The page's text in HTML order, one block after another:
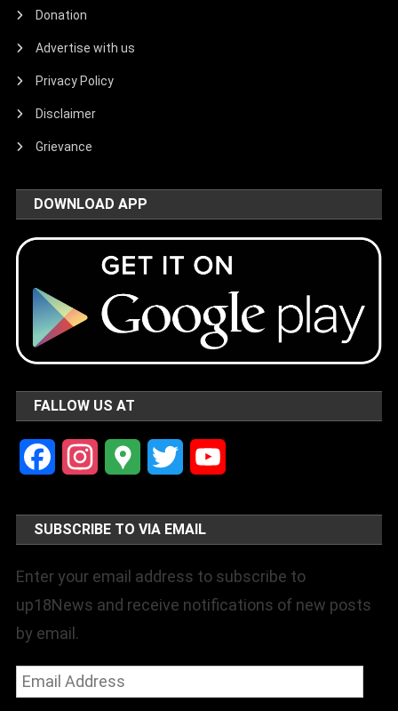
Donation
Advertise with us
Privacy Policy
Disclaimer
Grievance
DOWNLOAD APP
FALLOW US AT
FacebookInstagramGoogle Twitter
SUBSCRIBE TO VIA EMAIL
Enter your email address to subscribe to
up18News and receive notifications of new posts
by email.
Email